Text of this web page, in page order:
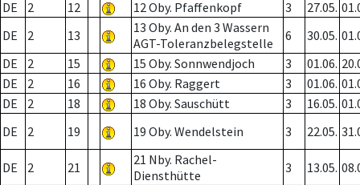
DE
2 12 12 Oby. Pfaffenkopf 3 27.05.
DE
2 13
13 Oby. An den 3 Wassern
AGT-Toleranzbelegstelle
6 30.05.
DE
2 15 15 Oby. Sonnwendjoch 3 01.06.
DE
2 16 16 Oby. Raggert 3 01.06.
DE
2 18 18 Oby. Sauschütt 3 16.05.
DE
2 19 19 Oby. Wendelstein 3 22.05.
DE 2 21
21 Nby. Rachel-
Diensthütte
3 13.05.